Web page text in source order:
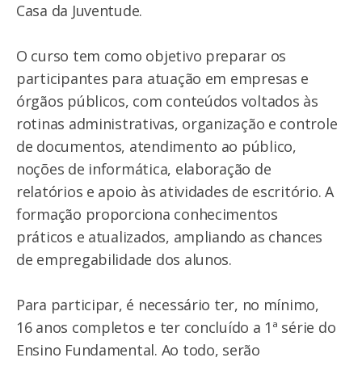
Casa da Juventude.
O curso tem como objetivo preparar os
participantes para atuação em empresas e
órgãos públicos, com conteúdos voltados às
rotinas administrativas, organização e controle
de documentos, atendimento ao público,
noções de informática, elaboração de
relatórios e apoio às atividades de escritório. A
formação proporciona conhecimentos
práticos e atualizados, ampliando as chances
de empregabilidade dos alunos.
Para participar, é necessário ter, no mínimo,
16 anos completos e ter concluído a 1ª série do
Ensino Fundamental. Ao todo, serão